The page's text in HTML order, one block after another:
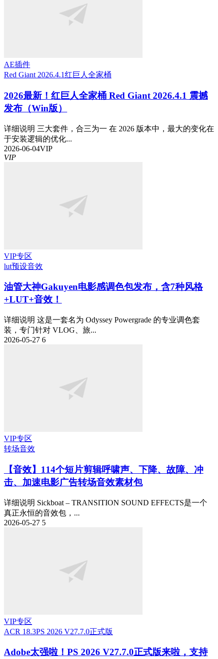
AE插件
Red Giant 2026.4.1红巨人全家桶
2026最新！红巨人全家桶 Red Giant 2026.4.1 震撼
发布（Win版）
详细说明 三大套件，合三为一 在 2026 版本中，最大的变化在
于安装逻辑的优化...
2026-06-04VIP
VIP
VIP专区
lut预设音效
油管大神Gakuyen电影感调色包发布，含7种风格
+LUT+音效！
详细说明 这是一套名为 Odyssey Powergrade 的专业调色套
装，专门针对 VLOG、旅...
2026-05-27 6
VIP专区
转场音效
【音效】114个短片剪辑呼啸声、下降、故障、冲
击、加速电影广告转场音效素材包
详细说明 Sickboat – TRANSITION SOUND EFFECTS是一个
真正永恒的音效包，...
2026-05-27 5
VIP专区
ACR 18.3PS 2026 V27.7.0正式版
Adobe太强啦！PS 2026 V27.7.0正式版来啦，支持